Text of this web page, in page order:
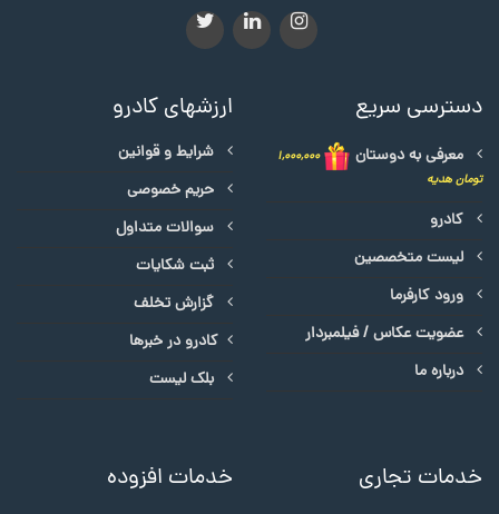
دسترسی سریع
معرفی به دوستان ۱,۰۰۰,۰۰۰
تومان هدیه
کادرو
لیست متخصصین
ورود کارفرما
عضویت عکاس / فیلمبردار
درباره ما
ارزشهای کادرو
شرایط و قوانین
حریم خصوصی
سوالات متداول
ثبت شکایات
گزارش تخلف
کادرو در خبرها
بلک لیست
خدمات تجاری خدمات افزوده